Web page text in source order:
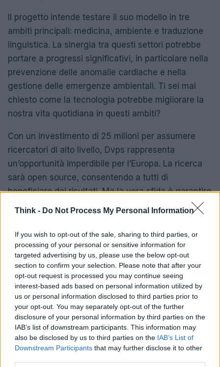
Think - Do Not Process My Personal Information
If you wish to opt-out of the sale, sharing to third parties, or
processing of your personal or sensitive information for
targeted advertising by us, please use the below opt-out
section to confirm your selection. Please note that after your
opt-out request is processed you may continue seeing
interest-based ads based on personal information utilized by
us or personal information disclosed to third parties prior to
your opt-out. You may separately opt-out of the further
disclosure of your personal information by third parties on the
IAB’s list of downstream participants. This information may
also be disclosed by us to third parties on the IAB’s List of
Downstream Participants that may further disclose it to other
Il progetto intende testare il suo modello in tre
ambiti principali: medicina, ambiente e traduzione
linguistica. La sinergia tra questi settori potrebbe
portare a progressi significativi, in particolare nella
prevenzione delle anomalie cardiache e nella
gestione delle emergenze ambientali. Ti sei mai
chiesto come la tecnologia potrebbe migliorare la
nostra vita quotidiana in questi ambiti?
Con un investimento di 25 milioni per assumere
ricercatori di alto livello, Dvps rappresenta
un’opportunità imperdibile per l’Europa. La ricerca
sarà open source, consentendo a tutti di
beneficiare dei risultati. Ma la vera sfida è garantire
che queste tecnologie non vengano sfruttate da
che l’innovazione rimanga a servizio del benessere
collettivo!
Un mondo di opportunità
In un futuro non troppo lontano, l’intelligenza
artificiale potrebbe diventare uno strumento
fondamentale per la salute e la sicurezza. Le
innovazioni in corso mirano a prevedere calamità
naturali e migliorare le diagnosi mediche, rendendo
le nostre vite più sicure e sostenibili. Riesci a